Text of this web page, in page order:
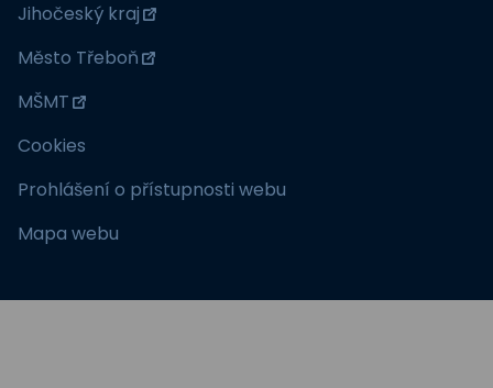
Jihočeský kraj
Město Třeboň
MŠMT
Cookies
Prohlášení o přístupnosti webu
Mapa webu